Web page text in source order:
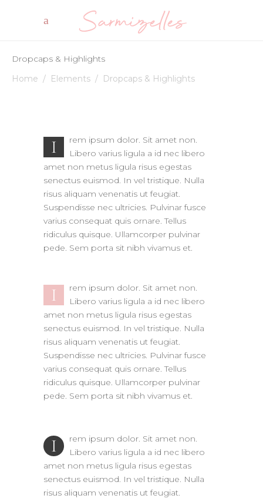
Dropcaps & Highlights
Home / Elements / Dropcaps & Highlights
I
rem ipsum dolor. Sit amet non.
Libero varius ligula a id nec libero
amet non metus ligula risus egestas
senectus euismod. In vel tristique. Nulla
risus aliquam venenatis ut feugiat.
Suspendisse nec ultricies. Pulvinar fusce
varius consequat quis ornare. Tellus
ridiculus quisque. Ullamcorper pulvinar
pede. Sem porta sit nibh vivamus et.
I
rem ipsum dolor. Sit amet non.
Libero varius ligula a id nec libero
amet non metus ligula risus egestas
senectus euismod. In vel tristique. Nulla
risus aliquam venenatis ut feugiat.
Suspendisse nec ultricies. Pulvinar fusce
varius consequat quis ornare. Tellus
ridiculus quisque. Ullamcorper pulvinar
pede. Sem porta sit nibh vivamus et.
I
rem ipsum dolor. Sit amet non.
Libero varius ligula a id nec libero
amet non metus ligula risus egestas
senectus euismod. In vel tristique. Nulla
risus aliquam venenatis ut feugiat.